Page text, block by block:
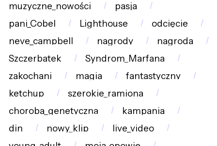
muzyczne_nowości
pasja
pani_Cobel
Lighthouse
odcięcie
neve_campbell
nagrody
nagroda
Szczerbatek
Syndrom_Marfana
zakochani
magia
fantastyczny
ketchup
szerokie_ramiona
choroba_genetyczna
kampania
din
nowy_klip
live_video